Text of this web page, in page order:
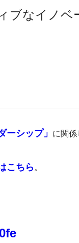
ブなイノベ
ーシップ」
に関係
こちら 。